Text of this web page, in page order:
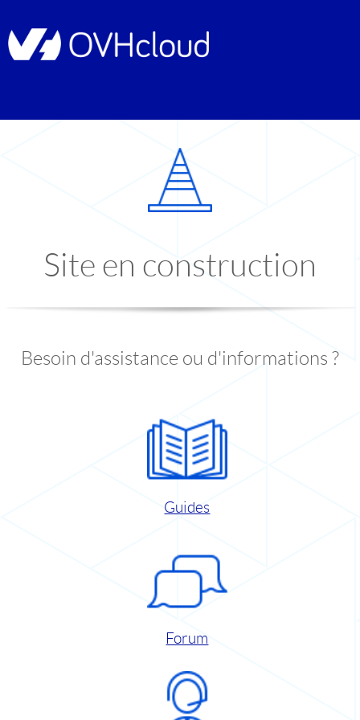
Site en construction
Besoin d'assistance ou d'informations ?
Guides
Forum